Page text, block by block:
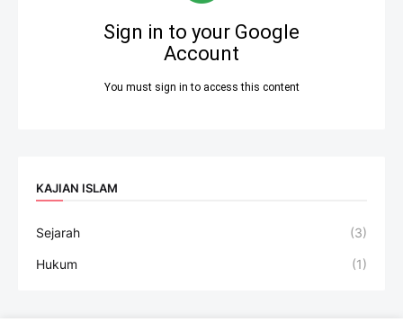
KAJIAN ISLAM
Sejarah (3)
Hukum (1)